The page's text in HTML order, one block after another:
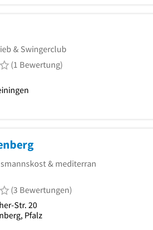
& Swingerclub
1 von 5 Sternen
(1 Bewertung)
& mediterran
4 von 5 Sternen
(3 Bewertungen)
Str. 20
Pfalz